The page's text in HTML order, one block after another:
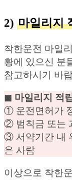
2) 마일리지
착한운전 마일
황에 있으신 분
참고하시기 바
◼︎ 마일리지 적
① 운전면허가
② 범칙금 또는
③ 서약기간 내
은 사람
이상으로 착한